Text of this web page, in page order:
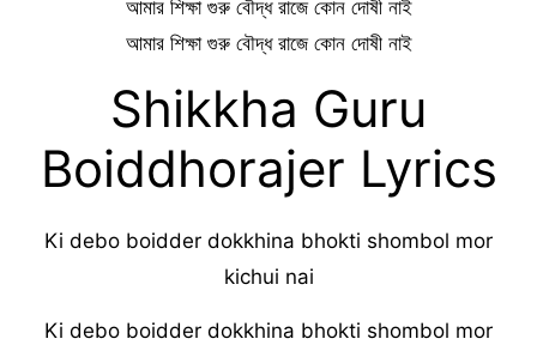
আমার শিক্ষা গুরু বৌদ্ধ রাজে কোন দোষী নাই
আমার শিক্ষা গুরু বৌদ্ধ রাজে কোন দোষী নাই
Shikkha Guru
Boiddhorajer Lyrics
Ki debo boidder dokkhina bhokti shombol mor
kichui nai
Ki debo boidder dokkhina bhokti shombol mor